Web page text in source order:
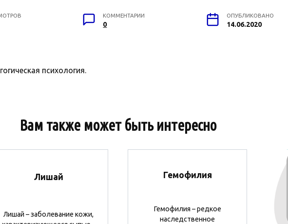
КОММЕНТАРИИ
0
ОПУБЛИКОВАНО
14.06.2020
психология.
Вам также может быть интересно
Лишай
Лишай – заболевание кожи,
Гемофилия
Гемофилия – редкое
наследственное